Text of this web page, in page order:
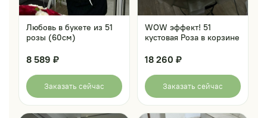
Любовь в букете из 51
розы (60см)
8 589 ₽
Заказать сейчас
WOW эффект! 51
кустовая Роза в корзине
18 260 ₽
Заказать сейчас